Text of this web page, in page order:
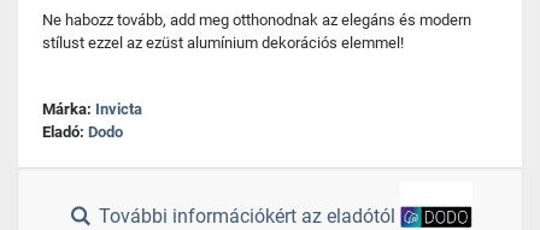
Ne habozz tovább, add meg otthonodnak az elegáns és modern
stílust ezzel az ezüst alumínium dekorációs elemmel!
Márka: Invicta
Eladó: Dodo
További információkért az eladótól